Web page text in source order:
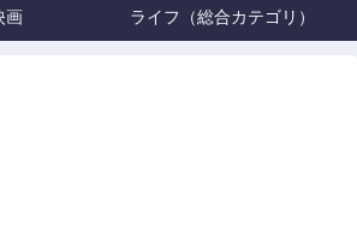
画 ライフ（総合カテゴリ）